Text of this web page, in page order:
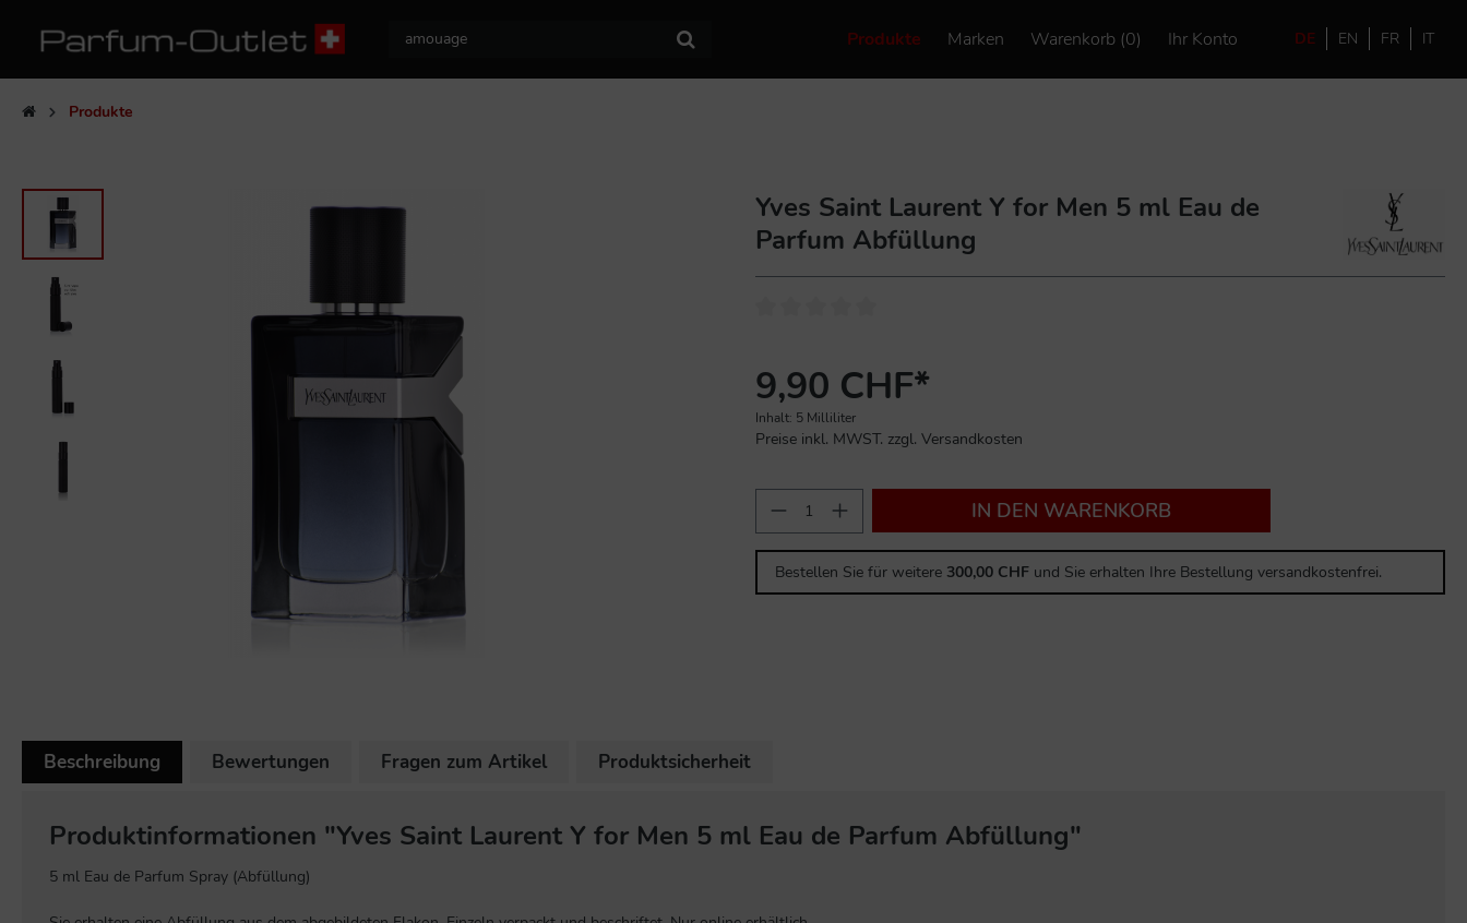
Produkte Marken Warenkorb (0) Ihr Konto DE EN FR IT
Produkte
Yves Saint Laurent Y for Men 5 ml Eau de
Parfum Abfüllung
9,90 CHF*
Inhalt: 5 Milliliter
Preise inkl. MWST. zzgl. Versandkosten
IN DEN WARENKORB
Bestellen Sie für weitere 300,00 CHF und Sie erhalten Ihre Bestellung versandkostenfrei.
Beschreibung Bewertungen Fragen zum Artikel Produktsicherheit
Produktinformationen "Yves Saint Laurent Y for Men 5 ml Eau de Parfum Abfüllung"
5 ml Eau de Parfum Spray (Abfüllung)